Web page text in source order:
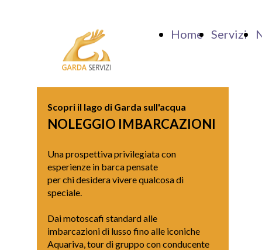
Home Servizi
Scopri il lago di Garda sull'acqua
NOLEGGIO IMBARCAZIONI
Una prospettiva privilegiata con
esperienze in barca pensate
per chi desidera vivere qualcosa di
speciale.
Dai motoscafi standard alle
imbarcazioni di lusso fino alle iconiche
Aquariva, tour di gruppo con conducente